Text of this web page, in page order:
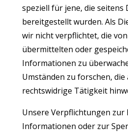
speziell für jene, die seitens
bereitgestellt wurden. Als
wir nicht verpflichtet, die
übermittelten oder
Informationen zu
Umständen zu forschen, die
rechtswidrige Tätigkeit
Unsere Verpflichtungen zur
Informationen oder zur